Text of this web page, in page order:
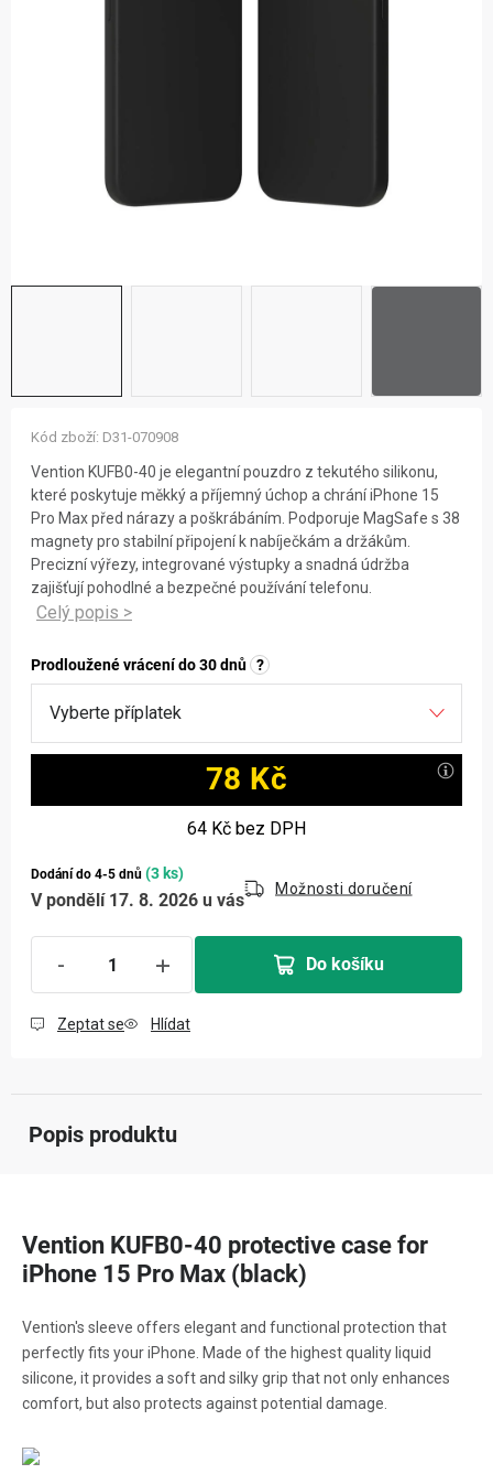
12 důvodů proč Gigamat Možnosti dopravy
Kontakt
Hodnocení obchodu
Vention KUFB0-40 je elegantní pouzdro z tekutého silikonu,
které poskytuje měkký a příjemný úchop a chrání iPhone 15
Pro Max před nárazy a poškrábáním. Podporuje MagSafe s 38
magnety pro stabilní připojení k nabíječkám a držákům.
Precizní výřezy, integrované výstupky a snadná údržba
zajišťují pohodlné a bezpečné používání telefonu.
Prodloužené vrácení do 30 dnů ?
78 Kč
64 Kč bez DPH
Dodání do 4-5 dnů (3 ks)
V pondělí 17. 8. 2026 u vás
Možnosti doručení
Do košíku
Kód zboží: D31-070908
Zeptat se Hlídat
Popis produktu
Vention KUFB0-40 protective case for
iPhone 15 Pro Max (black)
Vention's sleeve offers elegant and functional protection that
perfectly fits your iPhone. Made of the highest quality liquid
silicone, it provides a soft and silky grip that not only enhances
comfort, but also protects against potential damage.